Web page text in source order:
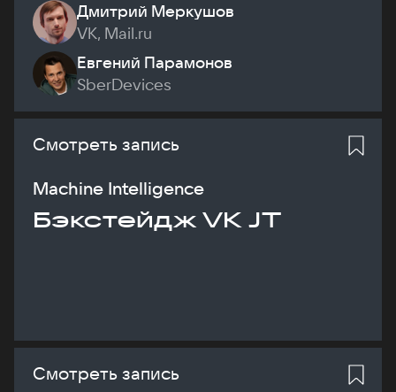
Дмитрий Меркушов
VK, Mail.ru
Евгений Парамонов
SberDevices
Смотреть запись
Machine Intelligence
Бэкстейдж VK JT
Смотреть запись